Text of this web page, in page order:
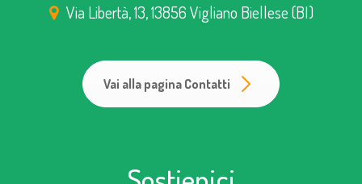
Via Libertà, 13, 13856 Vigliano Biellese (BI)
Vai alla pagina Contatti